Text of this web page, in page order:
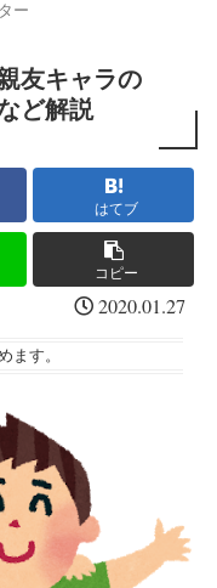
ー
友キャラの
ど解説
はてブ
コピー
2020.01.27
ます。